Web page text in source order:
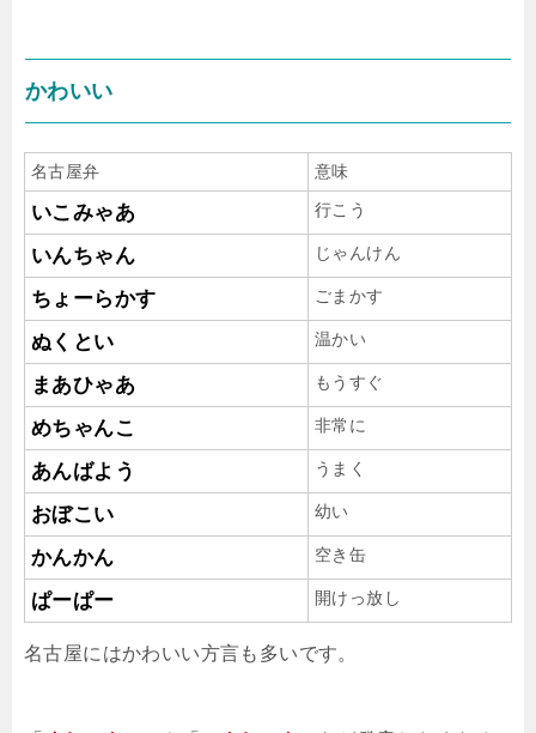
かわいい
名古屋弁 意味
いこみゃあ 行こう
いんちゃん じゃんけん
ちょーらかす ごまかす
ぬくとい 温かい
まあひゃあ もうすぐ
めちゃんこ 非常に
あんばよう うまく
おぼこい 幼い
かんかん 空き缶
ぱーぱー 開けっ放し
名古屋にはかわいい方言も多いです。